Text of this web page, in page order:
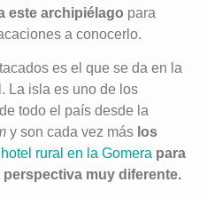
este archipiélago para
a conocerlo.
es el que se da en la
La isla es uno de los
todo el país desde la
y son cada vez más los
hotel rural en la Gomera para
muy diferente.